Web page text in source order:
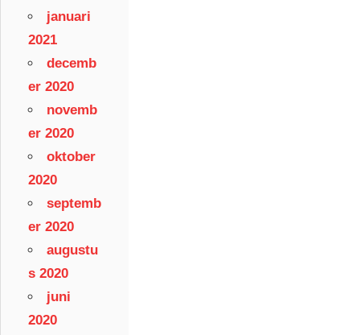
januari
2021
decemb
er 2020
novemb
er 2020
oktober
2020
septemb
er 2020
augustu
s 2020
juni
2020